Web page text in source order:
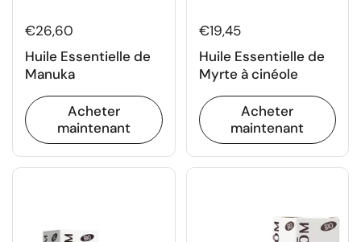
€26,60
Huile Essentielle de
Manuka
Acheter
maintenant
€19,45
Huile Essentielle de
Myrte à cinéole
Acheter
maintenant